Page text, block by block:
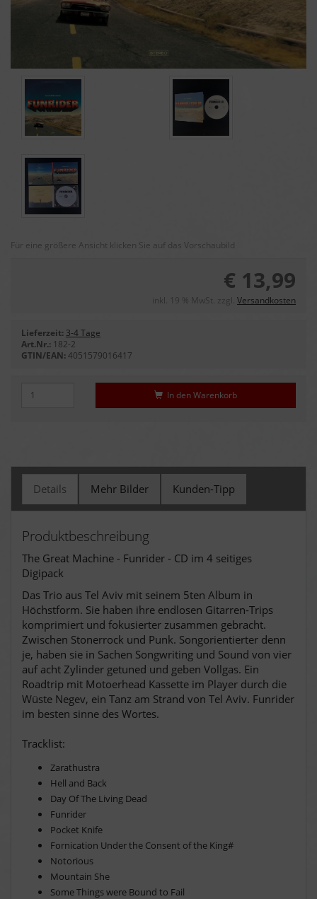
Für eine größere Ansicht klicken Sie auf das Vorschaubild
€ 13,99
inkl. 19 % MwSt. zzgl. Versandkosten
Lieferzeit: 3-4 Tage
Art.Nr.: 182-2
GTIN/EAN: 4051579016417
In den Warenkorb
Details Mehr Bilder Kunden-Tipp
Produktbeschreibung
The Great Machine - Funrider - CD im 4 seitiges
Digipack
Das Trio aus Tel Aviv mit seinem 5ten Album in
Höchstform. Sie haben ihre endlosen Gitarren-Trips
komprimiert und fokusierter zusammen gebracht.
Zwischen Stonerrock und Punk. Songorientierter denn
je, haben sie in Sachen Songwriting und Sound von vier
auf acht Zylinder getuned und geben Vollgas. Ein
Roadtrip mit Motoerhead Kassette im Player durch die
Wüste Negev, ein Tanz am Strand von Tel Aviv. Funrider
im besten sinne des Wortes.
Tracklist:
Zarathustra
Hell and Back
Day Of The Living Dead
Funrider
Pocket Knife
Fornication Under the Consent of the King#
Notorious
Mountain She
Some Things were Bound to Fail